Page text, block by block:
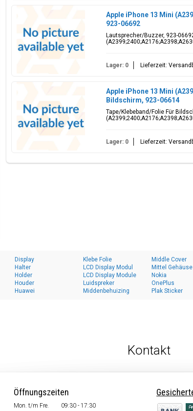
Apple iPhone 13 Mini
923-06692
Lautsprecher/Buzzer, 923-
Lager: 0 Lieferzeit:
Apple iPhone 13 Mini
Bildschirm, 923-06614
Tape/Klebeband/Folie Für
Lager: 0 Lieferzeit:
Display
Halter
Holder
Houder
Huawei
Klebe Folie
LCD Display Modul
LCD Display Module
Luidspreker
Middenbehuizing
Middle Cover
Mittel Gehäuse
Nokia
OnePlus
Plak Sticker
Kontakt
Öffnungszeiten
Mon. t/m Fre.
09:30 - 17:30